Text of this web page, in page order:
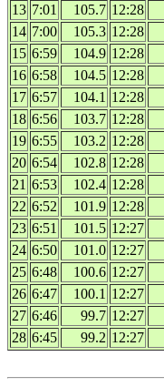
13 7:01 105.7 12:28
14 7:00 105.3 12:28
15 6:59 104.9 12:28
16 6:58 104.5 12:28
17 6:57 104.1 12:28
18 6:56 103.7 12:28
19 6:55 103.2 12:28
20 6:54 102.8 12:28
21 6:53 102.4 12:28
22 6:52 101.9 12:28
23 6:51 101.5 12:27
24 6:50 101.0 12:27
25 6:48 100.6 12:27
26 6:47 100.1 12:27
27 6:46 99.7 12:27
28 6:45 99.2 12:27